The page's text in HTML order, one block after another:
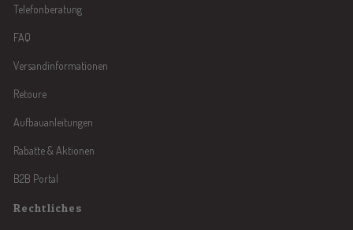
Telefonberatung
FAQ
Versandinformationen
Retoure
Aufbauanleitungen
Rabatte & Aktionen
B2B Portal
Rechtliches